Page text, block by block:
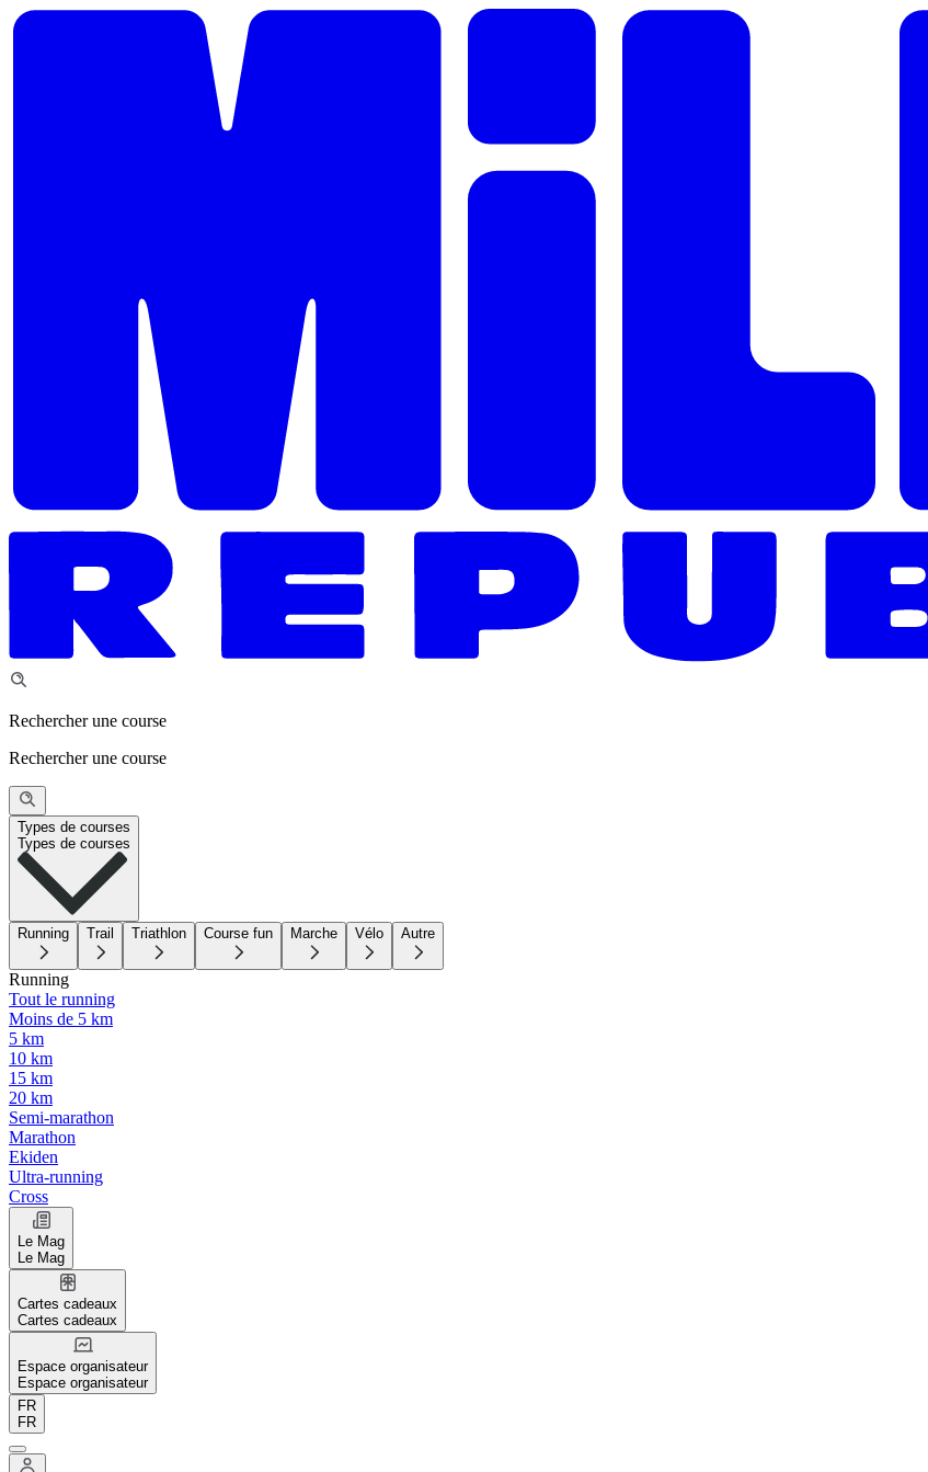
Rechercher une course
Rechercher une course
Types de courses
Types de courses
Running Trail Triathlon Course fun Marche Vélo Autre
Running
Tout le running
Moins de 5 km
5 km
10 km
15 km
20 km
Semi-marathon
Marathon
Ekiden
Ultra-running
Cross
Le Mag
Le Mag
Cartes cadeaux
Cartes cadeaux
Espace organisateur
Espace organisateur
FR
FR